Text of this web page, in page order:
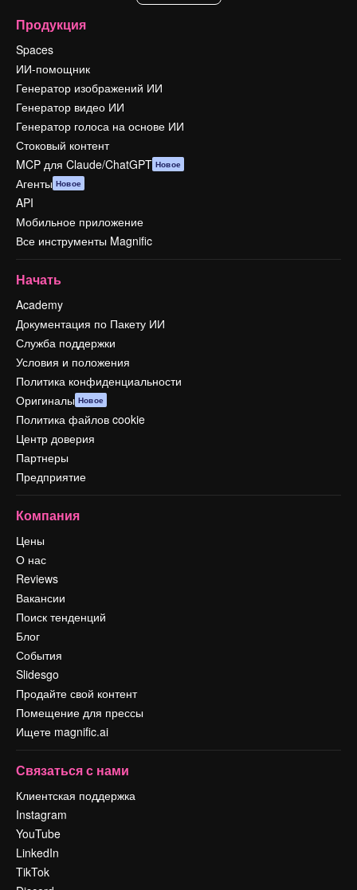
Продукция
Spaces
ИИ-помощник
Генератор изображений ИИ
Генератор видео ИИ
Генератор голоса на основе ИИ
Стоковый контент
MCP для Claude/ChatGPT Новое
Агенты Новое
API
Мобильное приложение
Все инструменты Magnific
Начать
Academy
Документация по Пакету ИИ
Служба поддержки
Условия и положения
Политика конфиденциальности
Оригиналы Новое
Политика файлов cookie
Центр доверия
Партнеры
Предприятие
Компания
Цены
О нас
Reviews
Вакансии
Поиск тенденций
Блог
События
Slidesgo
Продайте свой контент
Помещение для прессы
Ищете magnific.ai
Связаться с нами
Клиентская поддержка
Instagram
YouTube
LinkedIn
TikTok